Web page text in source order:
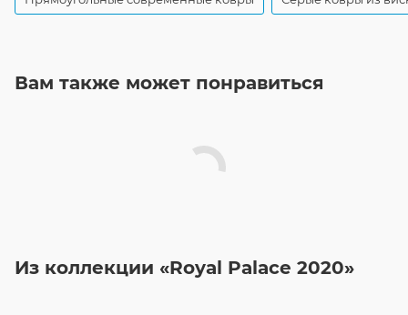
Вам также может понравиться
Из коллекции «Royal Palace 2020»